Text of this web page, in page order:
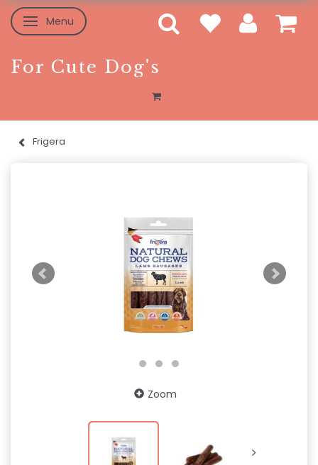
Skifte navigation
Menu
For Cute Dog's
Frigera
Zoom